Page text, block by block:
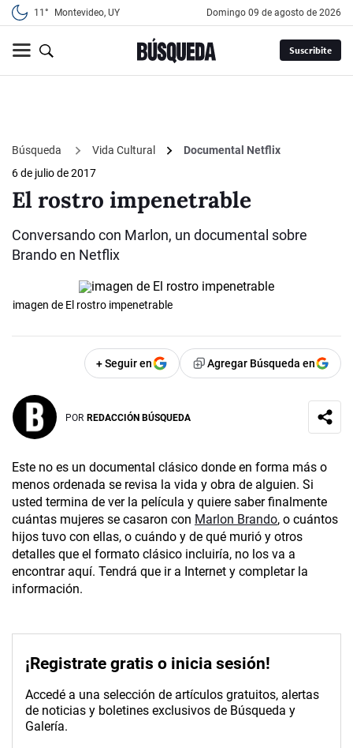
11° Montevideo, UY domingo 09 de agosto de 2026
Suscribite
Búsqueda Vida Cultural
Documental Netflix
6 de julio de 2017
El rostro impenetrable
Conversando con Marlon, un documental sobre
Brando en Netflix
imagen de El rostro impenetrable
+ Seguir en Agregar Búsqueda en
POR REDACCIÓN BÚSQUEDA
Este no es un documental clásico donde en forma más o
menos ordenada se revisa la vida y obra de alguien. Si
usted termina de ver la película y quiere saber finalmente
cuántas mujeres se casaron con Marlon Brando, o cuántos
hijos tuvo con ellas, o cuándo y de qué murió y otros
detalles que el formato clásico incluiría, no los va a
encontrar aquí. Tendrá que ir a Internet y completar la
información.
¡Registrate gratis o inicia sesión!
Accedé a una selección de artículos gratuitos, alertas
de noticias y boletines exclusivos de Búsqueda y
Galería.